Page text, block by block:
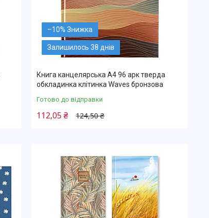
–10%
Залишилось 38 днів
Книга канцелярська А4 96 арк тверда
обкладинка клітинка Waves бронзова
Готово до відправки
124,50 ₴
112,05 ₴